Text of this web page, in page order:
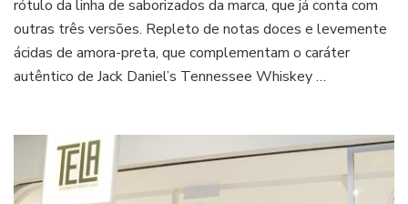
Brasil
rótulo da linha de saborizados da marca, que já conta com
outras três versões. Repleto de notas doces e levemente
ácidas de amora-preta, que complementam o caráter
autêntico de Jack Daniel’s Tennessee Whiskey …